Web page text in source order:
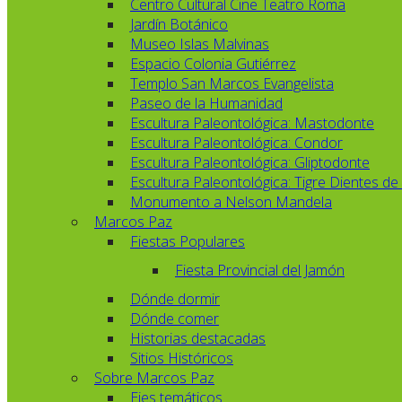
Centro Cultural Cine Teatro Roma
Jardín Botánico
Museo Islas Malvinas
Espacio Colonia Gutiérrez
Templo San Marcos Evangelista
Paseo de la Humanidad
Escultura Paleontológica: Mastodonte
Escultura Paleontológica: Condor
Escultura Paleontológica: Gliptodonte
Escultura Paleontológica: Tigre Dientes de
Monumento a Nelson Mandela
Marcos Paz
Fiestas Populares
Fiesta Provincial del Jamón
Dónde dormir
Dónde comer
Historias destacadas
Sitios Históricos
Sobre Marcos Paz
Ejes temáticos